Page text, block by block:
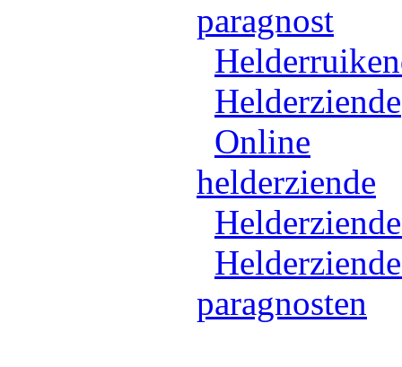
paragnost
Helderziende
Online
helderziende
paragnosten